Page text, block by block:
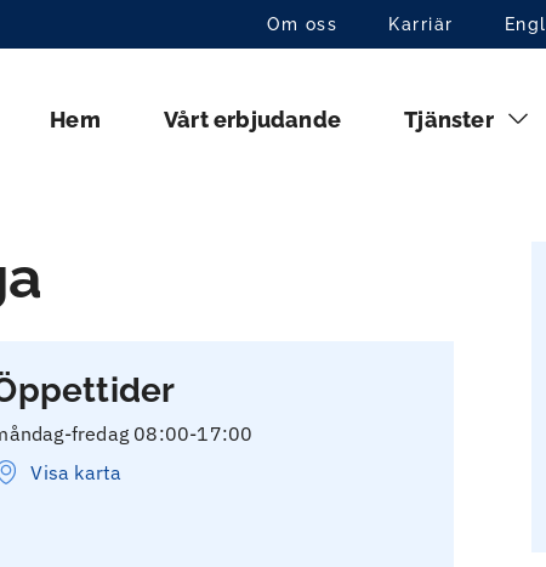
Om oss Karriär
Hem Vårt erbjudande Tjänster
fredag 08:00-17:00
Visa karta